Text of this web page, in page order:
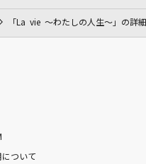
「La vie ～わたしの人生～」の詳細
ついて